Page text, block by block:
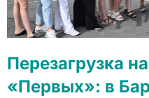
Перезагрузка
«Первых»: в